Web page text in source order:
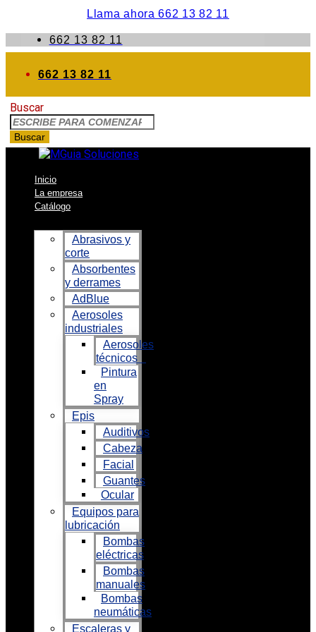
Llama ahora 662 13 82 11
662 13 82 11
662 13 82 11
Buscar
Buscar
Inicio
La empresa
Catálogo
Abrasivos y
corte
Absorbentes
y derrames
AdBlue
Aerosoles
industriales
Aerosoles
técnicos
Pintura
en
Spray
Epis
Auditivos
Cabeza
Facial
Guantes
Ocular
Equipos para
lubricación
Bombas
eléctricas
Bombas
manuales
Bombas
neumáticas
Escaleras y